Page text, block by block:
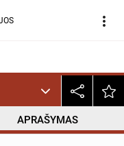
more_vert
APRAŠYMAS